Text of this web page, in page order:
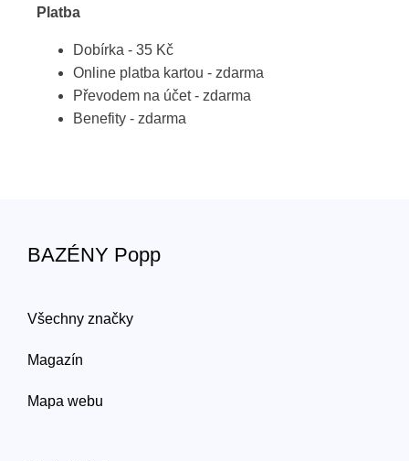
Platba
Dobírka - 35 Kč
Online platba kartou - zdarma
Převodem na účet - zdarma
Benefity - zdarma
BAZÉNY Popp
Všechny značky
Magazín
Mapa webu